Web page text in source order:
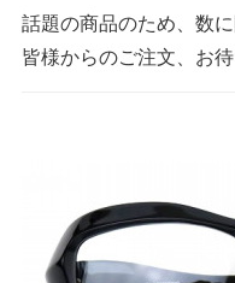
話題の商品のため、数
皆様からのご注文、お待